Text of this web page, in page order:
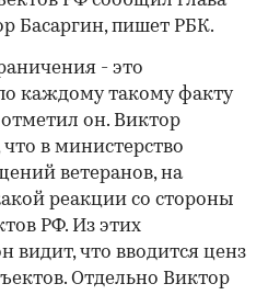
Басаргин, пишет РБК.
- это
каждому такому факту
отметил он. Виктор
в министерство
ветеранов, на
реакции со стороны
РФ. Из этих
что вводится ценз
Отдельно Виктор